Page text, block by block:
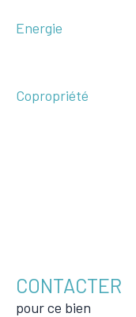
Energie
Copropriété
CONTACTER
pour ce bien